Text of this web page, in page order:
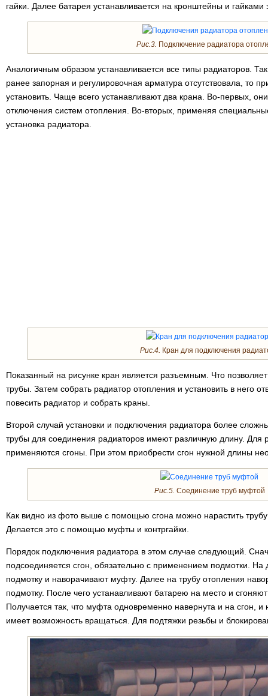
гайки. Далее батарея устанавливается на кронштейны и гайками
Рис.3. Подключение радиатора
Аналогичным образом устанавливается все типы радиаторов.
ранее запорная и регулировочная арматура отсутствовала, то
установить. Чаще всего устанавливают два крана. Во-первых,
отключения систем отопления. Во-вторых, применяя
установка радиатора.
Рис.4. Кран для подключения
Показанный на рисунке кран является разъемным. Что
трубы. Затем собрать радиатор отопления и установить в него
повесить радиатор и собрать краны.
Второй случай установки и подключения радиатора более
трубы для соединения радиаторов имеют различную длину. Для
применяются сгоны. При этом приобрести сгон нужной длины
Рис.5. Соединение труб муфтой
Как видно из фото выше с помощью сгона можно нарастить
Делается это с помощью муфты и контргайки.
Порядок подключения радиатора в этом случае следующий.
подсоединяется сгон, обязательно с применением подмотки. На
подмотку и наворачивают муфту. Далее на трубу отопления
подмотку. После чего устанавливают батарею на место и
Получается так, что муфта одновременно навернута и на сгон,
имеет возможность вращаться. Для подтяжки резьбы и